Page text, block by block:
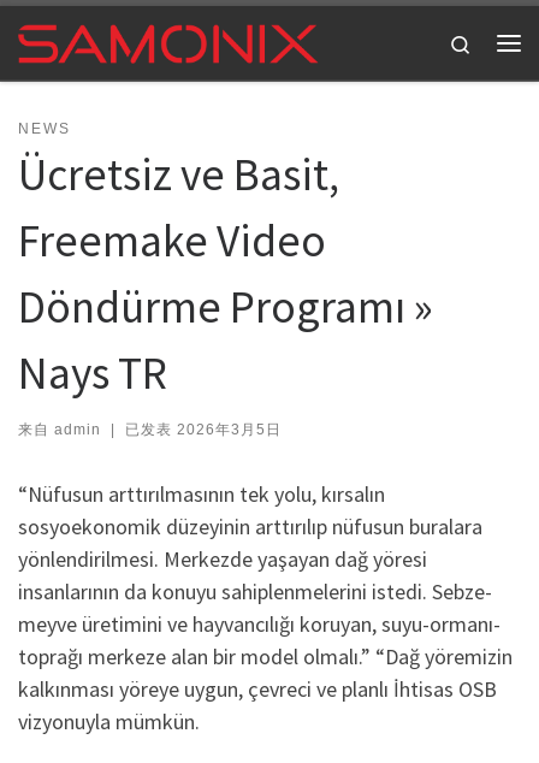
Skip to content
Search
NEWS
Ücretsiz ve Basit,
Freemake Video
Döndürme Programı »
Nays TR
来自 admin 已发表 2026年3月5日
“Nüfusun arttırılmasının tek yolu, kırsalın
sosyoekonomik düzeyinin arttırılıp nüfusun buralara
yönlendirilmesi. Merkezde yaşayan dağ yöresi
insanlarının da konuyu sahiplenmelerini istedi. Sebze-
meyve üretimini ve hayvancılığı koruyan, suyu-ormanı-
toprağı merkeze alan bir model olmalı.” “Dağ yöremizin
kalkınması yöreye uygun, çevreci ve planlı İhtisas OSB
vizyonuyla mümkün.